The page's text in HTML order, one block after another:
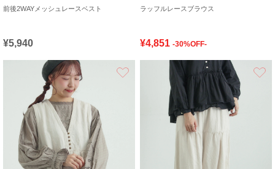
前後2WAYメッシュレースベスト
¥5,940
ラッフルレースブラウス
¥4,851 -30%OFF-